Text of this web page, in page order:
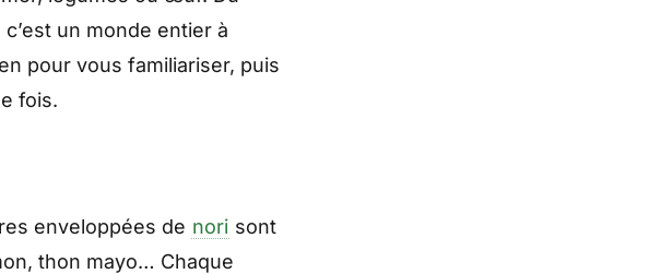
un monde entier à
pour vous familiariser, puis
fois.
enveloppées de nori sont
thon mayo… Chaque